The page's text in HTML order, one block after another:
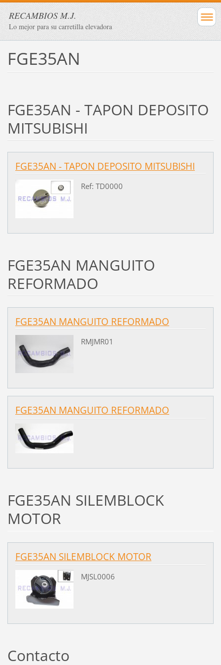
RECAMBIOS M.J.
Lo mejor para su carretilla elevadora
FGE35AN
FGE35AN - TAPON DEPOSITO
MITSUBISHI
FGE35AN - TAPON DEPOSITO MITSUBISHI
Ref: TD0000
FGE35AN MANGUITO
REFORMADO
FGE35AN MANGUITO REFORMADO
RMJMR01
FGE35AN MANGUITO REFORMADO
FGE35AN SILEMBLOCK
MOTOR
FGE35AN SILEMBLOCK MOTOR
MJSL0006
Contacto